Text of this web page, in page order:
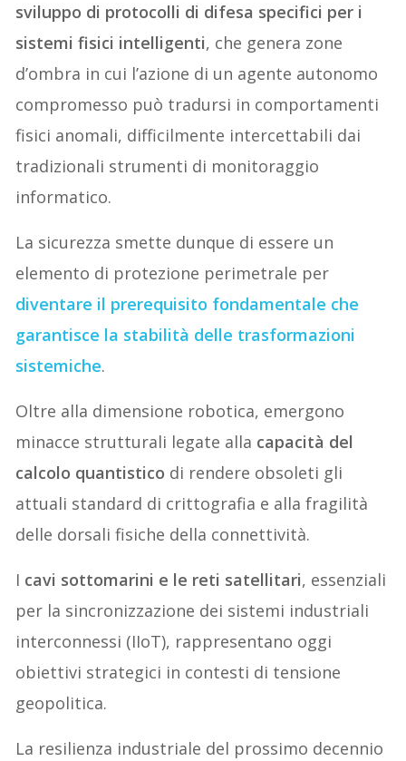
sviluppo di protocolli di difesa specifici per i
sistemi fisici intelligenti, che genera zone
d’ombra in cui l’azione di un agente autonomo
compromesso può tradursi in comportamenti
fisici anomali, difficilmente intercettabili dai
tradizionali strumenti di monitoraggio
informatico.
La sicurezza smette dunque di essere un
elemento di protezione perimetrale per
diventare il prerequisito fondamentale che
garantisce la stabilità delle trasformazioni
sistemiche.
Oltre alla dimensione robotica, emergono
minacce strutturali legate alla capacità del
calcolo quantistico di rendere obsoleti gli
attuali standard di crittografia e alla fragilità
delle dorsali fisiche della connettività.
I cavi sottomarini e le reti satellitari, essenziali
per la sincronizzazione dei sistemi industriali
interconnessi (IIoT), rappresentano oggi
obiettivi strategici in contesti di tensione
geopolitica.
La resilienza industriale del prossimo decennio